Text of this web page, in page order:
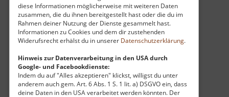
diese Informationen möglicherweise mit weiteren Daten
zusammen, die du ihnen bereitgestellt hast oder die du im
Rahmen deiner Nutzung der Dienste gesammelt hast.
Informationen zu Cookies und dem dir zustehenden
Widerufsrecht erhälst du in unserer Datenschutzerklärung.
Hinweis zur Datenverarbeitung in den USA durch
Google- und Facebookdienste:
Indem du auf "Alles akzeptieren" klickst, willigst du unter
anderem auch gem. Art. 6 Abs. 1 S. 1 lit. a) DSGVO ein, dass
deine Daten in den USA verarbeitet werden könnten. Der
Hirschkopf
Großolbersdorf / Mittleres Erzgebirge
aktuell vom 07.06.2026 / Zugriffe: 31444
10 km vom aktuellen Standort